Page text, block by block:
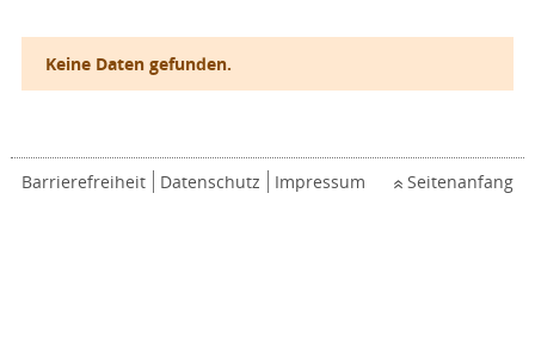
Keine Daten gefunden.
Barrierefreiheit Datenschutz Impressum Seitenanfang